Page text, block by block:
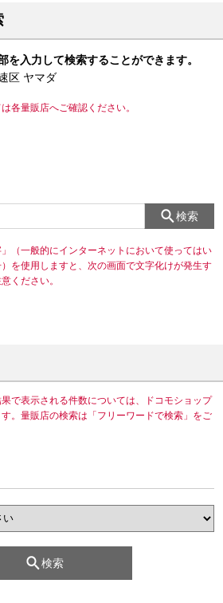
を入力して検索することができます。
区 ヤマダ
各量販店へご確認ください。
検索
（一般的にインターネットにおいて使ってはい
を使用しますと、次の画面で文字化けが発生す
ください。
果で表示される件数については、ドコモショップ
。量販店の検索は「フリーワードで検索」をご
検索